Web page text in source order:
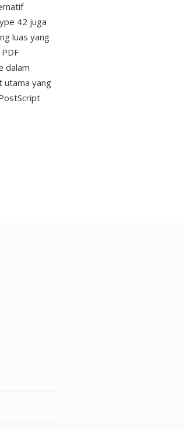
42 juga
luas yang
dalam
utama yang